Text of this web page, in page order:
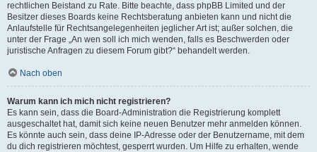
rechtlichen Beistand zu Rate. Bitte beachte, dass phpBB Limited und der
Besitzer dieses Boards keine Rechtsberatung anbieten kann und nicht die
Anlaufstelle für Rechtsangelegenheiten jeglicher Art ist; außer solchen, die
unter der Frage „An wen soll ich mich wenden, falls es Beschwerden oder
juristische Anfragen zu diesem Forum gibt?“ behandelt werden.
Nach oben
Warum kann ich mich nicht registrieren?
Es kann sein, dass die Board-Administration die Registrierung komplett
ausgeschaltet hat, damit sich keine neuen Benutzer mehr anmelden können.
Es könnte auch sein, dass deine IP-Adresse oder der Benutzername, mit dem
du dich registrieren möchtest, gesperrt wurden. Um Hilfe zu erhalten, wende